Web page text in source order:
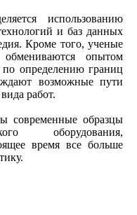
использованию
и баз данных
Кроме того, ученые
опытом
по определению границ
возможные пути
работ.
современные образцы
оборудования,
время все больше